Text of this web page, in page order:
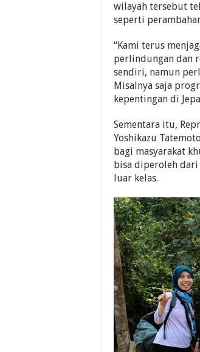
wilayah tersebut
seperti
“Kami terus
perlindungan dan
sendiri, namun
Misalnya saja
kepentingan di
Sementara itu,
Yoshikazu
bagi masyarakat
bisa diperoleh
luar kelas.